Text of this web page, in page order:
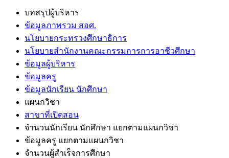
บทสรุปผู้บริหาร
ข้อมูลภาพรวม สอศ.
นโยบายกระทรวงศึกษาธิการ
นโยบายสำนักงานคณะกรรมการการอาชีวศึกษา
ข้อมูลผู้บริหาร
ข้อมูลครู
ข้อมูลนักเรียน นักศึกษา
แผนกวิชา
สาขาที่เปิดสอน
จำนวนนักเรียน นักศึกษา แยกตามแผนกวิชา
ข้อมูลครู แยกตามแผนกวิชา
จำนวนผู้สำเร็จการศึกษา